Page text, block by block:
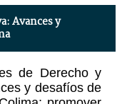
Avances y
de Derecho y
y desafíos de